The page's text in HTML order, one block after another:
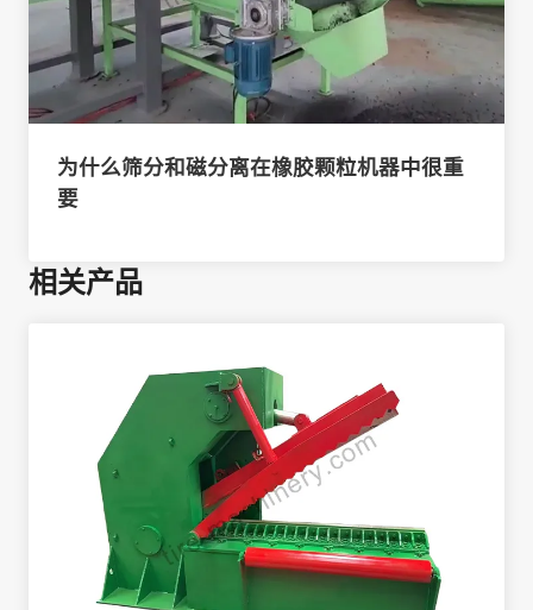
为什么筛分和磁分离在橡胶颗粒机器中很重
要
相关产品